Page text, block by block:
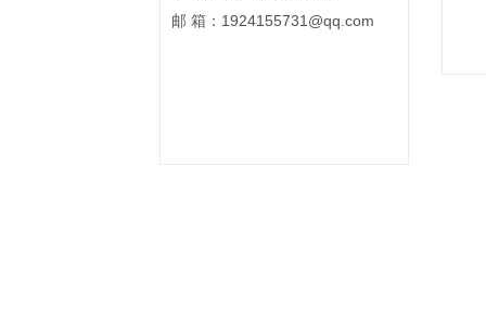
邮 箱：1924155731@qq.com